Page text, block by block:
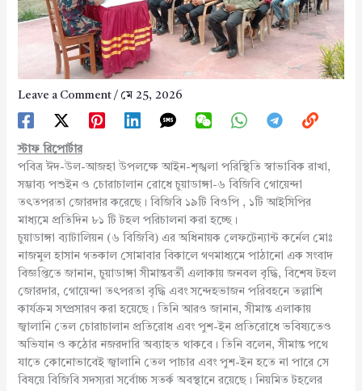
Leave a Comment / মে 25, 2026
স্টাফ রিপোর্টার
পবিত্র ঈদ-উল-আজহা উপলক্ষে আইন-শৃঙ্খলা পরিস্থিতি স্বাভাবিক রাখা,
সম্ভাব্য পশুইন ও চোরাচালান রোধে চুয়াডাঙ্গা-৬ বিজিবি গোয়েন্দা
তৎতপরতা জোরদার করেছে। বিজিবি ১৯টি বিওপি , ১টি আইসিপির
মাধ্যমে প্রতিদিন ৮১ টি টহল পরিচালনা করা হচ্ছে।
চুয়াডাঙ্গা ব্যাটালিয়ন (৬ বিজিবি) এর অধিনায়ক লেফটেন্যান্ট কর্নেল মোঃ
নাজমুল হাসান গতকাল সোমাবার বিকালে গণমাধ্যমে পাঠানো এক সংবাদ
বিজ্ঞপ্তিতে জানান, চুয়াডাঙ্গা সীমান্তবর্তী এলাকায় জনবল বৃদ্ধি, বিশেষ টহল
জোরদার, গোয়েন্দা তৎপরতা বৃদ্ধি এবং সন্দেহভাজন পরিবহনে তল্লাশি
কার্যক্রম সম্প্রসারণ করা হয়েছে। তিনি আরও জানান, সীমান্ত এলাকায়
জ্বালানি তেল চোরাচালান প্রতিরোধ এবং পুশ-ইন প্রতিরোধে ভবিষ্যতেও
অভিযান ও কঠোর নজরদারি অব্যাহত থাকবে। তিনি বলেন, সীমান্ত পথে
যাতে কোনোভাবেই জ্বালানি তেল পাচার এবং পুশ-ইন হতে না পারে সে
বিষয়ে বিজিবি সদস্যরা সর্বোচ্চ সতর্ক অবস্থানে রয়েছে। নিয়মিত টহলের